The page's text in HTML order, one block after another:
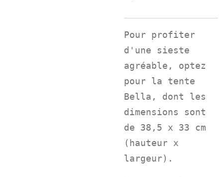
Pour profiter
d'une sieste
agréable, optez
pour la tente
Bella, dont les
dimensions sont
de 38,5 x 33 cm
(hauteur x
largeur).